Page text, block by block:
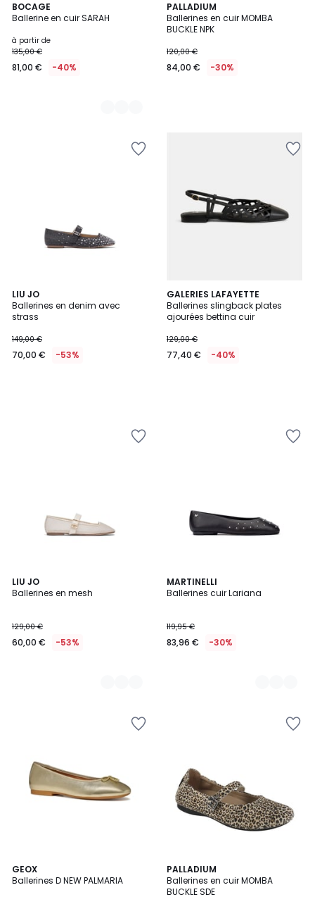
BOCAGE
Ballerine en cuir SARAH
à partir de
135,00 €
81,00 € -40%
2
Couleurs
PALLADIUM
Ballerines en cuir MOMBA
BUCKLE NPK
120,00 €
84,00 € -30%
LIU JO
Ballerines en denim avec
strass
149,00 €
70,00 € -53%
GALERIES LAFAYETTE
Ballerines slingback plates
ajourées bettina cuir
129,00 €
77,40 € -40%
LIU JO
Ballerines en mesh
129,00 €
60,00 € -53%
2
Couleurs
MARTINELLI
Ballerines cuir Lariana
119,95 €
83,96 € -30%
2
Couleurs
GEOX
Ballerines D NEW PALMARIA
PALLADIUM
Ballerines en cuir MOMBA
BUCKLE SDE